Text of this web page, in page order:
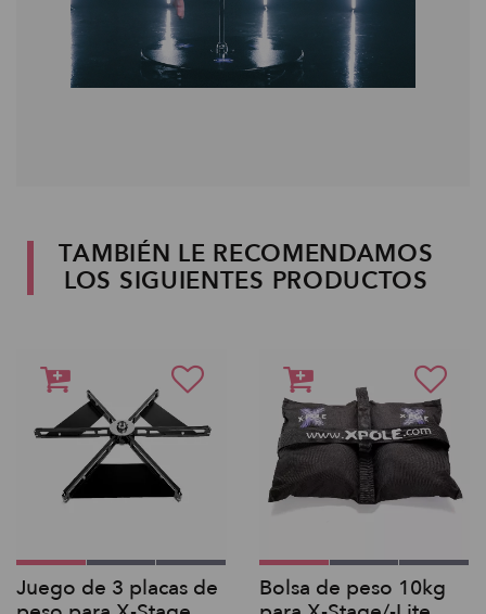
TAMBIÉN LE RECOMENDAMOS
LOS SIGUIENTES PRODUCTOS
Juego de 3 placas de
Bolsa de peso 10kg